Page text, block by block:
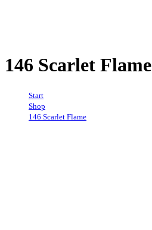
146 Scarlet Flame
Start
Shop
146 Scarlet Flame